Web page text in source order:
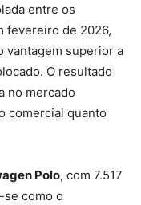
entre os
fevereiro de 2026,
vantagem superior a
O resultado
no mercado
comercial quanto
Polo, com 7.517
como o